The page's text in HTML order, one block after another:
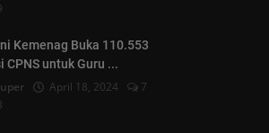
Kemenag Buka 110.553
CPNS untuk Guru ...
April 18, 2024
7